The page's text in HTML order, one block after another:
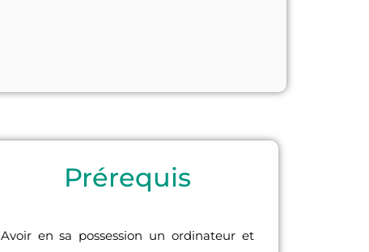
Prérequis
Avoir en sa possession un ordinateur et